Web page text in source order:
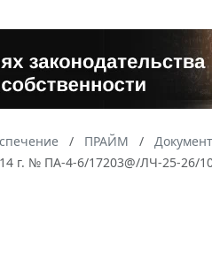
ПРАЙМ
г. № ПА-4-6/17203@/ЛЧ-25-